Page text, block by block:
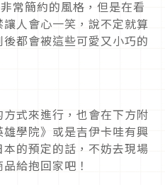
常簡約的風格，但是在看
人會心一笑，說不定就算
都會被這些可愛又小巧的
式來進行，也會在下方附
學院》或是吉伊卡哇有興
的預定的話，不妨去現場
給抱回家吧！